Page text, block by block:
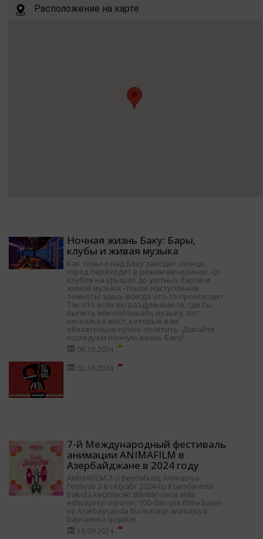
Расположение на карте
Ночная жизнь Баку: Бары,
клубы и живая музыка
Как только над Баку заходит солнце,
город переходит в режим вечеринок. От
клубов на крышах до уютных баров и
живой музыки - после наступления
темноты здесь всегда что-то происходит.
Так что если вы раздумываете, где бы
выпить или послушать музыку, вот
несколько мест, которые вам
обязательно нужно посетить. Давайте
исследуем ночную жизнь Баку!
06.10.2024
02.10.2024
7-й Международный фестиваль
анимации ANIMAFILM в
Азербайджане в 2024 году
ANİMAFİLM 7-ci Beynəlxalq Animasiya
Festivalı 2-6 oktyabr 2024-cü il tarixlərində
Bakıda keçiriləcək! Biletləri necə əldə
edəcəyinizi öyrənin, 100-dən çox filmə baxın
və Azərbaycanda bu maraqlı animasiya
bayramına qoşulun.
18.09.2024